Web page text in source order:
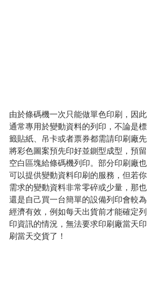
由於條碼機一次只能做單色印刷，因此
通常專用於變動資料的列印，不論是標
籤貼紙、吊卡或者票券都需請印刷廠先
將彩色圖案預先印好並鍘型成型，預留
空白區塊給條碼機列印。部分印刷廠也
可以提供變動資料印刷的服務，但若你
需求的變動資料非常零碎或少量，那也
還是自己買一台簡單的設備列印會較為
經濟有效，例如每天出貨前才能確定列
印資訊的情況，無法要求印刷廠當天印
刷當天交貨了！